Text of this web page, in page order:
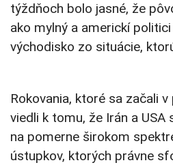
týždňoch bolo jasné, že
ako mylný a americkí
východisko zo situácie,
Rokovania, ktoré sa začali
viedli k tomu, že Irán a
na pomerne širokom
ústupkov, ktorých právne